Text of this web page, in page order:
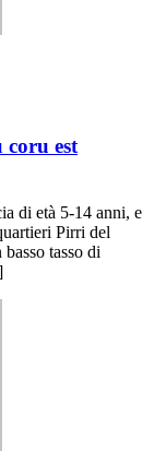
coru est
di età 5-14 anni, e
Pirri del
tasso di